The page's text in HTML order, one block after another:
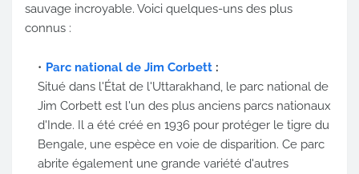
sauvage incroyable. Voici quelques-uns des plus
connus :
Parc national de Jim Corbett :
Situé dans l'État de l'Uttarakhand, le parc national de
Jim Corbett est l'un des plus anciens parcs nationaux
d'Inde. Il a été créé en 1936 pour protéger le tigre du
Bengale, une espèce en voie de disparition. Ce parc
abrite également une grande variété d'autres